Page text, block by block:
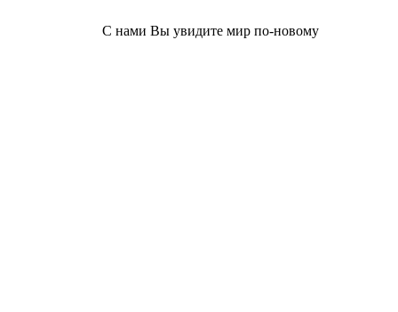
С нами Вы увидите мир по-новому